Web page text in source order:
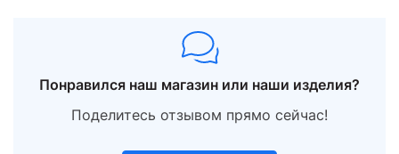
Понравился наш магазин или наши изделия?
Поделитесь отзывом прямо сейчас!